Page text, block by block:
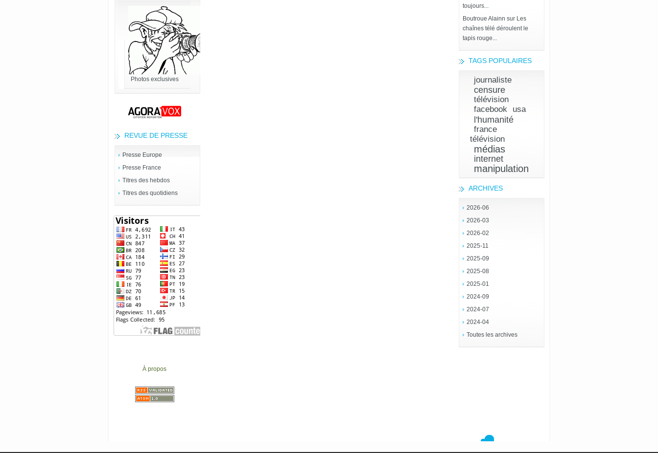
Photos exclusives
REVUE DE PRESSE
Presse Europe
Presse France
Titres des hebdos
Titres des quotidiens
À propos
toujours...
Boutroue Alainn sur Les
chaînes télé déroulent le
tapis rouge...
TAGS POPULAIRES
journaliste
censure
télévision
facebook
usa
l'humanité
france
télévision
médias
internet
manipulation
ARCHIVES
2026-06
2026-03
2026-02
2025-11
2025-09
2025-08
2025-01
2024-09
2024-07
2024-04
Toutes les archives